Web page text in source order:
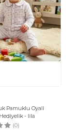
Pamuklu Oyali
- lila
(0)